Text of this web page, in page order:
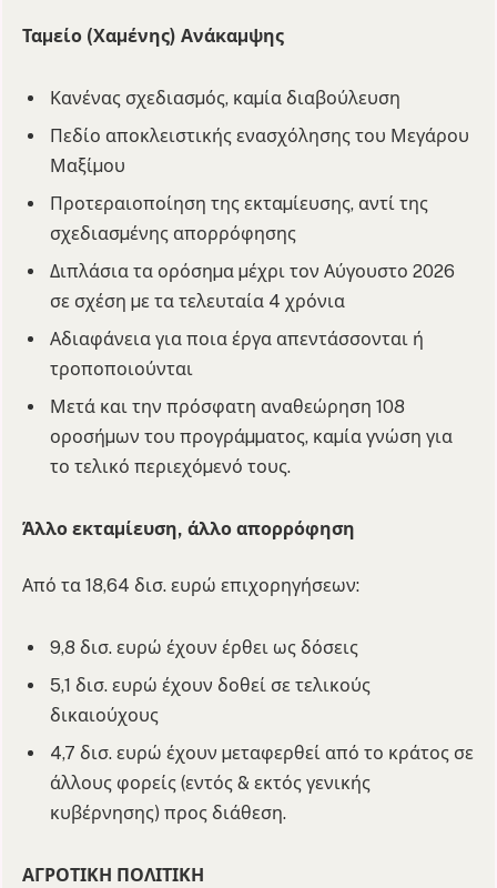
Ταµείο (Χαµένης) Ανάκαµψης
Κανένας σχεδιασµός, καµία διαβούλευση
Πεδίο αποκλειστικής ενασχόλησης του Μεγάρου
Μαξίµου
Προτεραιοποίηση της εκταµίευσης, αντί της
σχεδιασµένης απορρόφησης
Διπλάσια τα ορόσηµα µέχρι τον Αύγουστο 2026
σε σχέση µε τα τελευταία 4 χρόνια
Αδιαφάνεια για ποια έργα απεντάσσονται ή
τροποποιούνται
Μετά και την πρόσφατη αναθεώρηση 108
οροσήµων του προγράµµατος, καµία γνώση για
το τελικό περιεχόµενό τους.
Άλλο εκταµίευση, άλλο απορρόφηση
Από τα 18,64 δισ. ευρώ επιχορηγήσεων:
9,8 δισ. ευρώ έχουν έρθει ως δόσεις
5,1 δισ. ευρώ έχουν δοθεί σε τελικούς
δικαιούχους
4,7 δισ. ευρώ έχουν µεταφερθεί από το κράτος σε
άλλους φορείς (εντός & εκτός γενικής
κυβέρνησης) προς διάθεση.
ΑΓΡΟΤΙΚΗ ΠΟΛΙΤΙΚΗ